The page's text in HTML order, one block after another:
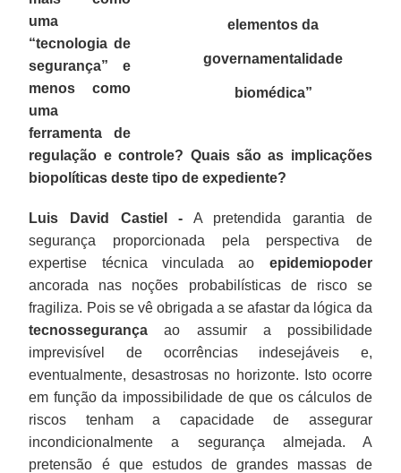
elementos da
governamentalidade
biomédica”
uma
“tecnologia de
segurança” e
menos como
uma
ferramenta de
regulação e controle? Quais são as implicações
biopolíticas deste tipo de expediente?
Luis David Castiel - A pretendida garantia de
segurança proporcionada pela perspectiva de
expertise técnica vinculada ao epidemiopoder
ancorada nas noções probabilísticas de risco se
fragiliza. Pois se vê obrigada a se afastar da lógica da
tecnossegurança ao assumir a possibilidade
imprevisível de ocorrências indesejáveis e,
eventualmente, desastrosas no horizonte. Isto ocorre
em função da impossibilidade de que os cálculos de
riscos tenham a capacidade de assegurar
incondicionalmente a segurança almejada. A
pretensão é que estudos de grandes massas de